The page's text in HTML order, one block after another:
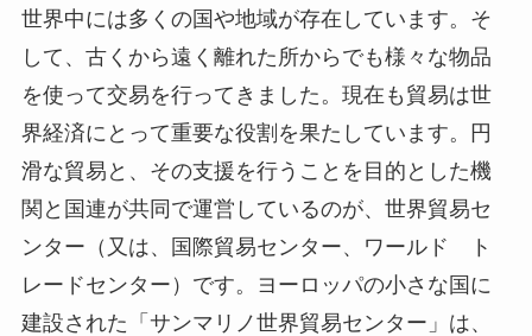
世界中には多くの国や地域が存在しています。そ
して、古くから遠く離れた所からでも様々な物品
を使って交易を行ってきました。現在も貿易は世
界経済にとって重要な役割を果たしています。円
滑な貿易と、その支援を行うことを目的とした機
関と国連が共同で運営しているのが、世界貿易セ
ンター（又は、国際貿易センター、ワールド ト
レードセンター）です。ヨーロッパの小さな国に
建設された「サンマリノ世界貿易センター」は、